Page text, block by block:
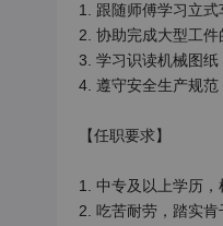
1. 跟随师傅学习立式
2. 协助完成大型工件
3. 学习识读机械图纸
4. 遵守安全生产规范
【任职要求】
1. 中专及以上学历，
2. 吃苦耐劳，踏实肯